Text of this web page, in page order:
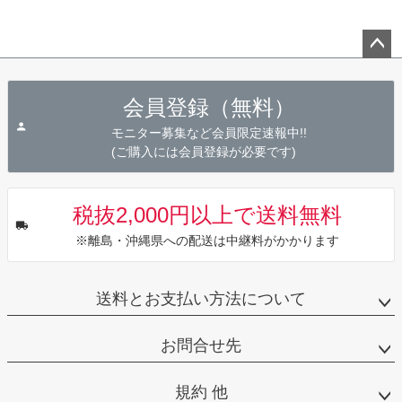
会員登録（無料）
モニター募集など会員限定速報中!!
(ご購入には会員登録が必要です)
税抜2,000円以上で送料無料
※離島・沖縄県への配送は中継料がかかります
送料とお支払い方法について
お問合せ先
規約 他